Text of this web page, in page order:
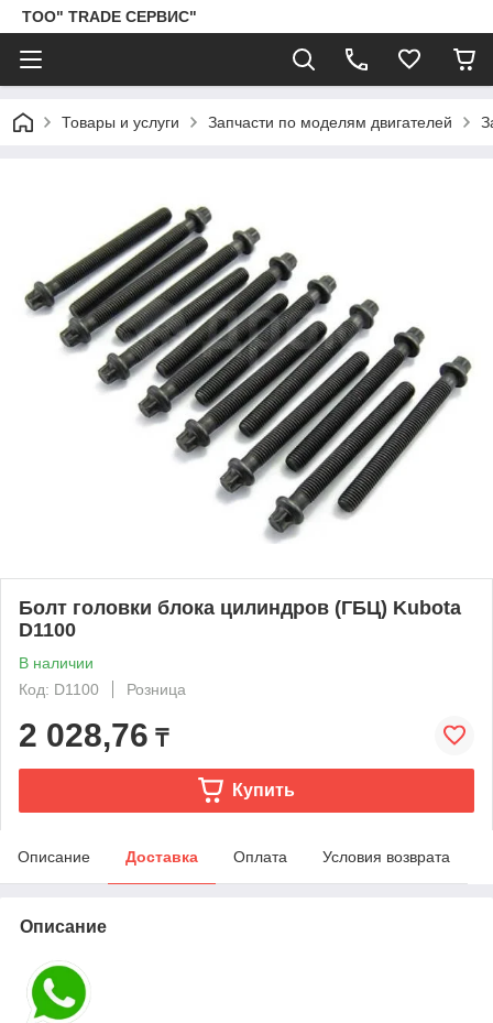
ТОО" TRADE СЕРВИС"
Товары и услуги Запчасти по моделям двигателей
Болт головки блока цилиндров (ГБЦ) Kubota
D1100
В наличии
Код: D1100
Розница
2 028,76 ₸
Купить
Описание Доставка Оплата Условия возврата
Описание